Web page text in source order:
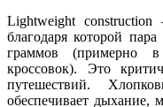
Lightweight
благодаря которой
граммов (примерно
кроссовок). Это
путешествий.
обеспечивает дыхание,